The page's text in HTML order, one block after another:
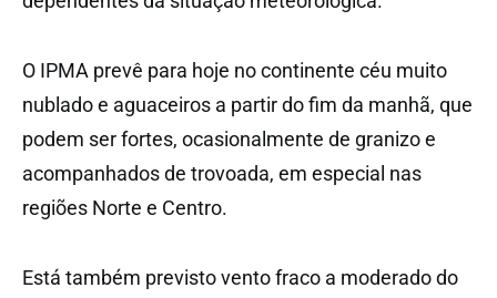
O IPMA prevê para hoje no continente céu muito
nublado e aguaceiros a partir do fim da manhã, que
podem ser fortes, ocasionalmente de granizo e
acompanhados de trovoada, em especial nas
regiões Norte e Centro.
Está também previsto vento fraco a moderado do